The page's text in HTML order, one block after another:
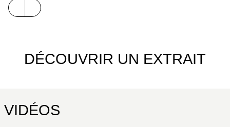
DÉCOUVRIR UN EXTRAIT
VIDÉOS